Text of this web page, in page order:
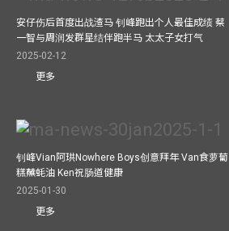
安仔伤后首度出战渣马 钊峰跑出个人最佳成绩 蔡
一智与周润发群星结伴跑半马 太太子女打气
2025-02-12
更多
钊峰Vian阿珙Nowhere Boys创意拜年 Van食萝蔔
糕蘸蚝油 Ken祝肠道健康
2025-01-30
更多